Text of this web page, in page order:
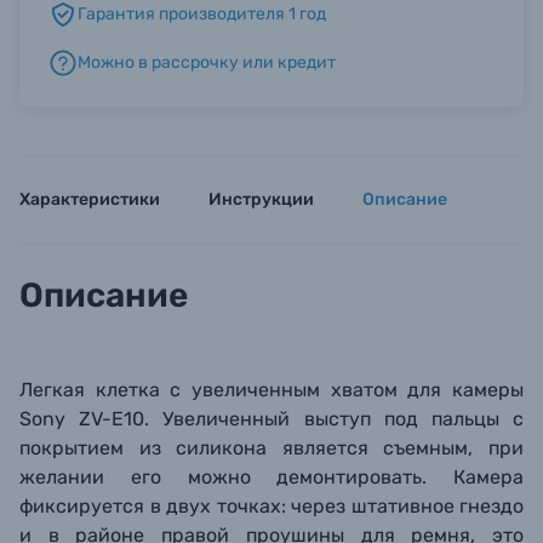
Б/У фототехника (Комиссионные товары)
Гарантия производителя 1 год
Можно в рассрочку или кредит
Характеристики Инструкции Описание
Описание
Легкая клетка с увеличенным хватом для камеры
Sony ZV-E10. Увеличенный выступ под пальцы с
покрытием из силикона является съемным, при
желании его можно демонтировать. Камера
фиксируется в двух точках: через штативное гнездо
и в районе правой проушины для ремня, это